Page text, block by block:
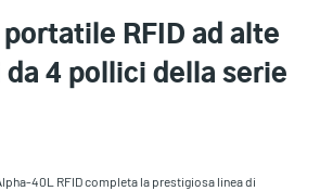
RFID ad alte
4 pollici della serie
40L RFID completa la prestigiosa linea di